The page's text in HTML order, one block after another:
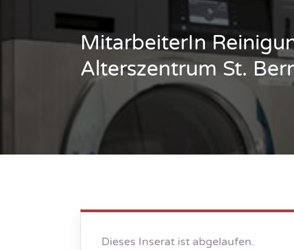
MitarbeiterIn
Alterszentrum St.
Dieses Inserat ist abgelaufen.